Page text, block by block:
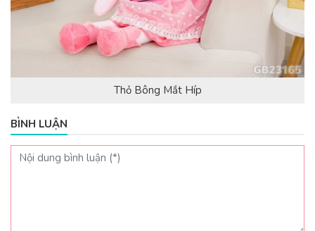
Thỏ Bông Mắt Híp
BÌNH LUẬN